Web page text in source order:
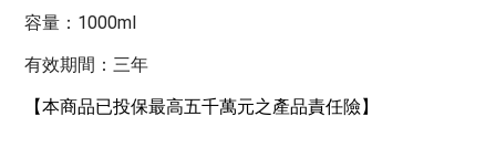
容量：1000ml
有效期間：三年
【本商品已投保最高五千萬元之產品責任險】